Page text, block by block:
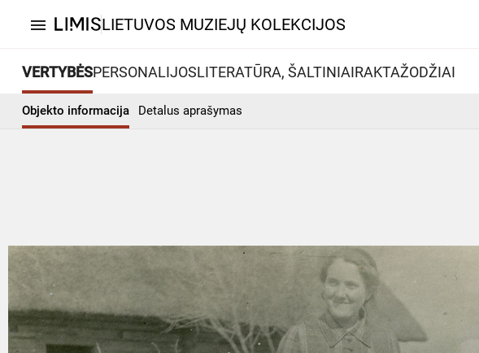
menu LIETUVOS MUZIEJŲ KOLEKCIJOS
VERTYBĖSPERSONALIJOSLITERATŪRA, ŠALTINIAIRAKTAŽODŽIAI
Objekto informacija Detalus aprašymas